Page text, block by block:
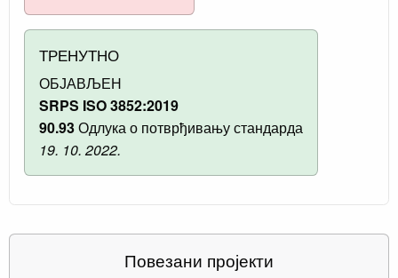
ТРЕНУТНО
ОБЈАВЉЕН
SRPS ISO 3852:2019
90.93Одлука о потврђивању стандарда
19. 10. 2022.
Повезани пројекти